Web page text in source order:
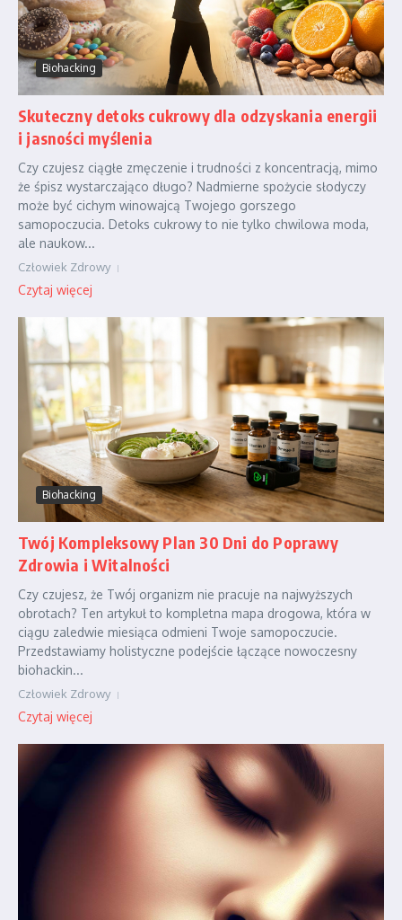
Biohacking
Skuteczny detoks cukrowy dla odzyskania energii
i jasności myślenia
Czy czujesz ciągłe zmęczenie i trudności z koncentracją, mimo
że śpisz wystarczająco długo? Nadmierne spożycie słodyczy
może być cichym winowajcą Twojego gorszego
samopoczucia. Detoks cukrowy to nie tylko chwilowa moda,
ale naukow...
Człowiek Zdrowy
Czytaj więcej
Biohacking
Twój Kompleksowy Plan 30 Dni do Poprawy
Zdrowia i Witalności
Czy czujesz, że Twój organizm nie pracuje na najwyższych
obrotach? Ten artykuł to kompletna mapa drogowa, która w
ciągu zaledwie miesiąca odmieni Twoje samopoczucie.
Przedstawiamy holistyczne podejście łączące nowoczesny
biohackin...
Człowiek Zdrowy
Czytaj więcej